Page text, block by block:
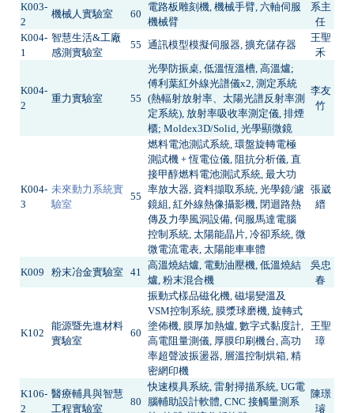
K003-
2
機械人實驗室 60
電路板雕刻機, 機械手臂, 六軸伺服
機械臂
系主
任
K004-
1
智慧生活&工廠
感測實驗室
55 通訊模型模擬伺服器, 擴充儲存器
王聖
禾
K004-
2
重力實驗室 55
光學防振桌, 低溫恆溫槽, 高溫爐;
傅利葉紅外線光譜儀x2, 測定系統
(熱輻射放射率、太陽光譜反射率測
定系統), 放射率吸收率測定儀, 排煙
櫃; Moldex3D/Solid, 光學顯微鏡
李友
竹
K004-
3
未來動力系統實
驗室
55
燃料電池測試系統, 環盤旋轉電極
測試機 + 恆電位儀, 阻抗分析儀, 直
接甲醇燃料電池測試系統, 最大功
率放大器, 資料擷取系統, 光學鏡/濾
鏡組, 紅外線熱像攝影機, 閉迴路熱
傳及力學風洞設備, 伺服馬達電腦
控制系統, 太陽能晶片, 冷卻系統, 微
微電流電表, 太陽能車車體
張崴
縉
K009 粉末冶金實驗室 41
高溫燒結爐, 電動油壓機, 低溫燒結
爐, 粉末混合機
吳忠
春
K102
能源暨先進材料
實驗室
60
振動式樣品磁化機, 磁場變溫及
VSM控制系統, 膜漿球磨機, 旋轉式
塗佈機, 膜厚加熱爐, 數字式黏度計,
高電阻量測儀, 厚膜印刷機台, 高功
率超聲波振盪器, 層溫控制烘箱, 精
密網印機
王聖
璋
K106-
2
醫療輔具與智慧
工程實驗室
80
快速模具系統, 雷射掃描系統, UG電
腦輔助設計軟體, CNC 接觸量測系
陳璟
璿